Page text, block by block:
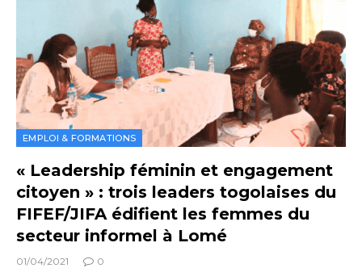
EMPLOI & FORMATIONS
« Leadership féminin et engagement
citoyen » : trois leaders togolaises du
FIFEF/JIFA édifient les femmes du
secteur informel à Lomé
01/04/2021 0